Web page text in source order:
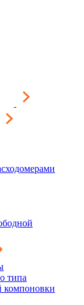
типа
компоновки